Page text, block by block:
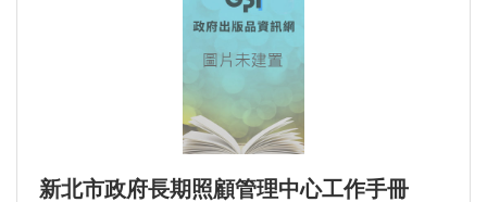
新北市政府長期照顧管理中心工作手冊